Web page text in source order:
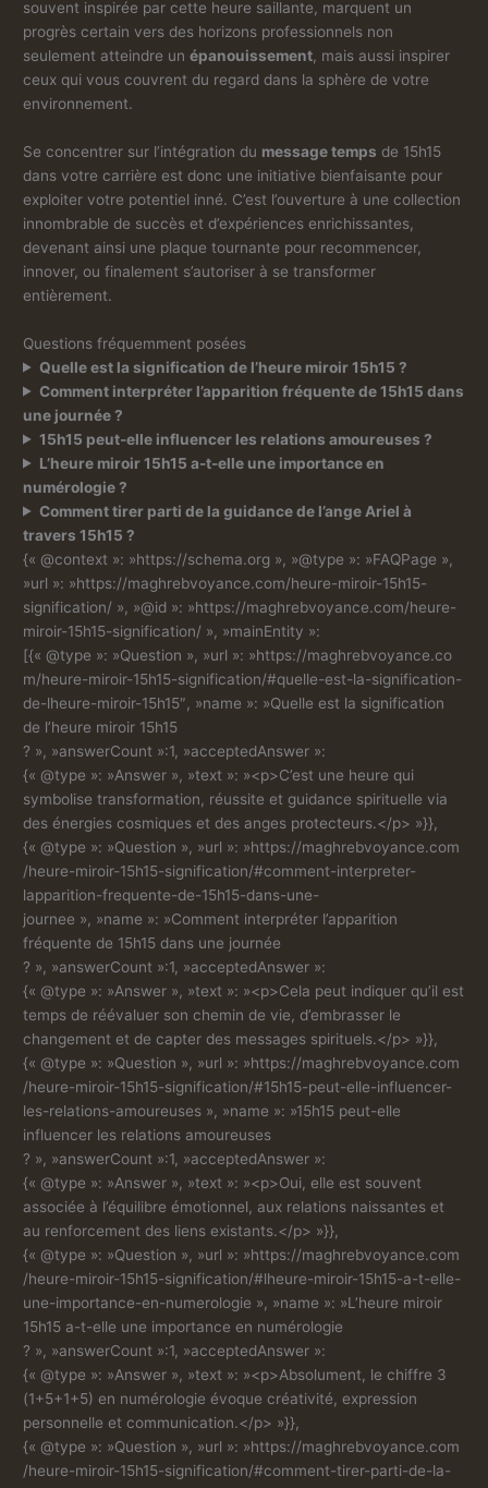
souvent inspirée par cette heure saillante, marquent un
progrès certain vers des horizons professionnels non
seulement atteindre unépanouissement , mais aussi inspirer
ceux qui vous couvrent du regard dans la sphère de votre
environnement.
Se concentrer sur l’intégration du message temps de 15h15
dans votre carrière est donc une initiative bienfaisante pour
exploiter votre potentiel inné. C’est l’ouverture à une collection
innombrable de succès et d’expériences enrichissantes,
devenant ainsi une plaque tournante pour recommencer,
innover, ou finalement s’autoriser à se transformer
entièrement.
Questions fréquemment posées
Quelle est la signification de l’heure miroir 15h15 ?
Comment interpréter l’apparition fréquente de 15h15 dans
une journée ?
15h15 peut-elle influencer les relations amoureuses ?
L’heure miroir 15h15 a-t-elle une importance en
numérologie ?
Comment tirer parti de la guidance de l’ange Ariel à
travers 15h15 ?
{« @context »: »https://schema.org », »@type »: »FAQPage »,
»url »: »https://maghrebvoyance.com/heure-miroir-15h15-
signification/ », »@id »: »https://maghrebvoyance.com/heure-
miroir-15h15-signification/ », »mainEntity »:
[{« @type »: »Question », »url »: »https://maghrebvoyance.co
m/heure-miroir-15h15-signification/#quelle-est-la-signification-
de-lheure-miroir-15h15″, »name »: »Quelle est la signification
de l’heure miroir 15h15
? », »answerCount »:1, »acceptedAnswer »:
{« @type »: »Answer », »text »: »<p>C’est une heure qui
symbolise transformation, réussite et guidance spirituelle via
des énergies cosmiques et des anges protecteurs.</p> »}},
{« @type »: »Question », »url »: »https://maghrebvoyance.com
/heure-miroir-15h15-signification/#comment-interpreter-
lapparition-frequente-de-15h15-dans-une-
journee », »name »: »Comment interpréter l’apparition
fréquente de 15h15 dans une journée
? », »answerCount »:1, »acceptedAnswer »:
{« @type »: »Answer », »text »: »<p>Cela peut indiquer qu’il est
temps de réévaluer son chemin de vie, d’embrasser le
changement et de capter des messages spirituels.</p> »}},
{« @type »: »Question », »url »: »https://maghrebvoyance.com
/heure-miroir-15h15-signification/#15h15-peut-elle-influencer-
les-relations-amoureuses », »name »: »15h15 peut-elle
influencer les relations amoureuses
? », »answerCount »:1, »acceptedAnswer »:
{« @type »: »Answer », »text »: »<p>Oui, elle est souvent
associée à l’équilibre émotionnel, aux relations naissantes et
au renforcement des liens existants.</p> »}},
{« @type »: »Question », »url »: »https://maghrebvoyance.com
/heure-miroir-15h15-signification/#lheure-miroir-15h15-a-t-elle-
une-importance-en-numerologie », »name »: »L’heure miroir
15h15 a-t-elle une importance en numérologie
? », »answerCount »:1, »acceptedAnswer »:
{« @type »: »Answer », »text »: »<p>Absolument, le chiffre 3
(1+5+1+5) en numérologie évoque créativité, expression
personnelle et communication.</p> »}},
{« @type »: »Question », »url »: »https://maghrebvoyance.com
/heure-miroir-15h15-signification/#comment-tirer-parti-de-la-